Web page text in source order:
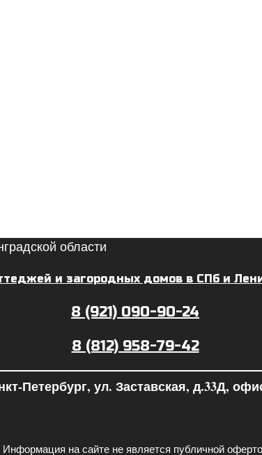
и загородных домов в СПб и
8 (921) 090-90-24
8 (812) 958-79-42
Петербург, ул. Заставская, д.33Д,
Информация на сайте не является публичной